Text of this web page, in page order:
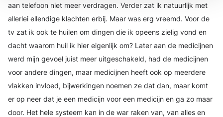
aan telefoon niet meer verdragen. Verder zat ik natuurlijk met
allerlei ellendige klachten erbij. Maar was erg vreemd. Voor de
tv zat ik ook te huilen om dingen die ik opeens zielig vond en
dacht waarom huil ik hier eigenlijk om? Later aan de medicijnen
werd mijn gevoel juist meer uitgeschakeld, had de medicijnen
voor andere dingen, maar medicijnen heeft ook op meerdere
vlakken invloed, bijwerkingen noemen ze dat dan, maar komt
er op neer dat je een medicijn voor een medicijn en ga zo maar
door. Het hele systeem kan in de war raken van, van alles en